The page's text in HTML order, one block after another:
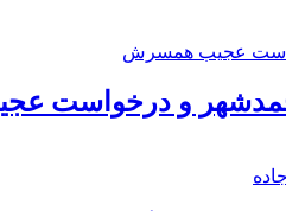
محمدشهر و درخواست